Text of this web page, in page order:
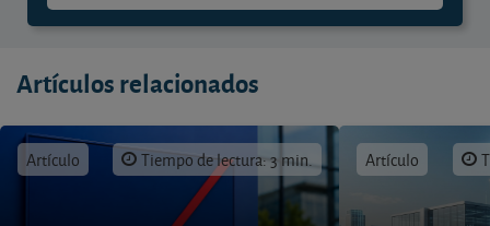
Artículos relacionados
Artículo Tiempo de lectura: 3 min. Artículo